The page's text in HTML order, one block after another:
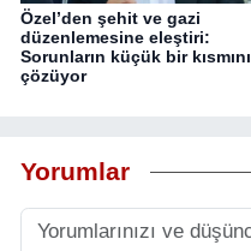
Özel’den şehit ve gazi
düzenlemesine eleştiri:
Sorunların küçük bir kısmını
çözüyor
Yorumlar